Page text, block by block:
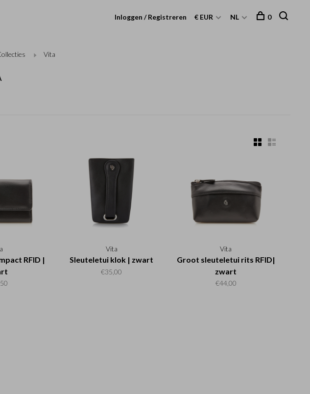
Inloggen / Registreren € EUR NL 0
Vita
RFID |
Vita
Sleuteletui klok | zwart
€35,00
Vita
Groot sleuteletui rits RFID|
zwart
€44,00